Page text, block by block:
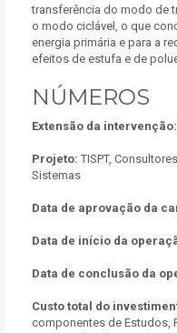
transferência do modo de
o modo ciclável, o que
energia primária e para a
efeitos de estufa e de
NÚMEROS
Extensão da intervenção:
Projeto: TISPT,
Sistemas
Data de aprovação da
Data de início da
Data de conclusão da
Custo total do
componentes de Estudos,